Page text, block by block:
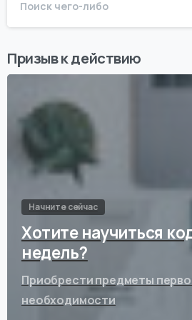
Призыв к действию
Начните сейчас
Хотите научиться
недель?
Приобрести предметы
необходимости